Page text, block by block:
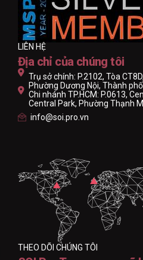
LIÊN HỆ
Địa chỉ của chúng tôi
Trụ sở chính: P.2102, Tòa
Phường Dương Nội, Thành
Chi nhánh TP.HCM: P.0613,
Central Park, Phường Thạnh
info@soi.pro.vn
THEO DÕI CHÚNG TÔI